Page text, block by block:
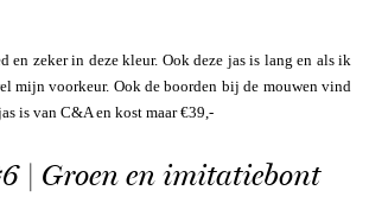
en zeker in deze kleur. Ook deze jas is lang en als ik
mijn voorkeur. Ook de boorden bij de mouwen vind
is van C&A en kost maar €39,-
| Groen en imitatiebont